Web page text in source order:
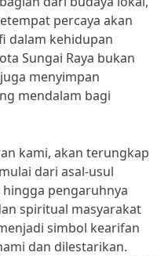
percaya akan
dalam kehidupan
Sungai Raya bukan
menyimpan
mendalam bagi
kami, akan terungkap
dari asal-usul
pengaruhnya
spiritual masyarakat
simbol kearifan
dan dilestarikan.